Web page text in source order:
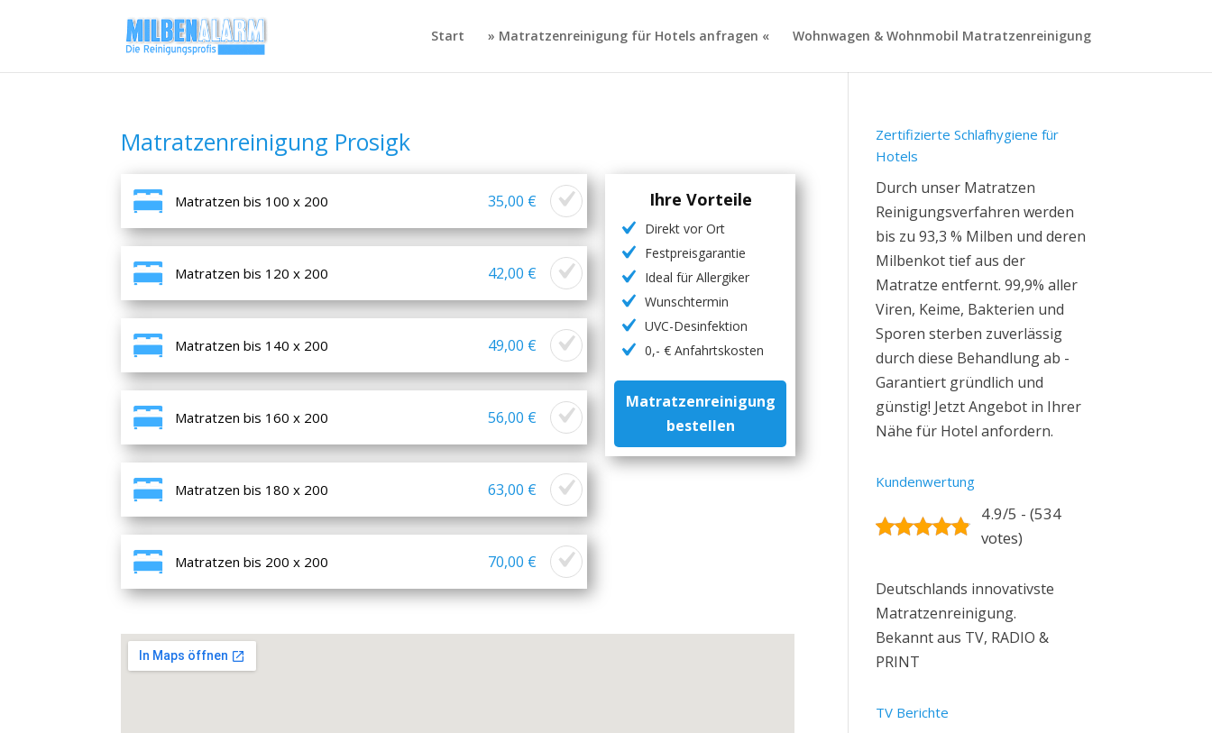
Start » Matratzenreinigung für Hotels anfragen « Wohnwagen & Wohnmobil Matratzenreinigung
Matratzenreinigung Prosigk
Matratzen bis 100 x 200 35,00 €
Matratzen bis 120 x 200 42,00 €
Matratzen bis 140 x 200 49,00 €
Matratzen bis 160 x 200 56,00 €
Matratzen bis 180 x 200 63,00 €
Matratzen bis 200 x 200 70,00 €
Ihre Vorteile
Direkt vor Ort
Festpreisgarantie
Ideal für Allergiker
Wunschtermin
UVC-Desinfektion
0,- € Anfahrtskosten
Matratzenreinigung
bestellen
Zertifizierte Schlafhygiene für
Hotels
Durch unser Matratzen
Reinigungsverfahren werden
bis zu 93,3 % Milben und deren
Milbenkot tief aus der
Matratze entfernt. 99,9% aller
Viren, Keime, Bakterien und
Sporen sterben zuverlässig
durch diese Behandlung ab -
Garantiert gründlich und
günstig! Jetzt Angebot in Ihrer
Nähe für Hotel anfordern.
Kundenwertung
4.9/5 - (534
votes)
Deutschlands innovativste
Matratzenreinigung.
Bekannt aus TV, RADIO &
PRINT
TV Berichte